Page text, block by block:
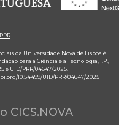
da Universidade Nova de Lisboa é
para a Ciência e a Tecnologia, I.P.,
e UID/PRR/04647/2025.
10.54499/UID/PRR/04647/2025
CICS.NOVA